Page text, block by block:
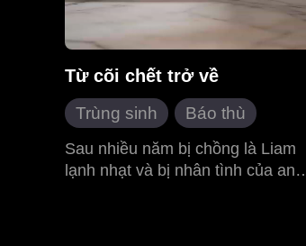
Từ cõi chết trở về
Trùng sinh
Báo thù
Nữ cường
Ân oán nhà giàu
Sau nhiều năm bị chồng là Liam
lạnh nhạt và bị nhân tình của anh